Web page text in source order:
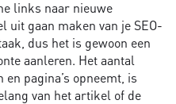
links naar nieuwe
uit gaan maken van je SEO-
dus het is gewoon een
aanleren. Het aantal
pagina’s opneemt, is
van het artikel of de